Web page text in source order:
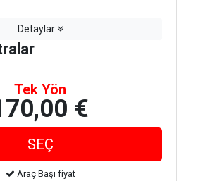
Detaylar
Tek Yön
€
Araç Başı fiyat